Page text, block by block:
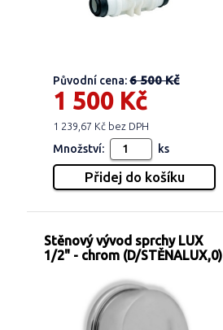
Původní cena:6 500 Kč
1 500 Kč
1 239,67 Kč bez DPH
Množství: ks
Stěnový vývod sprchy LUX
1/2" - chrom (D/STĚNALUX,0)